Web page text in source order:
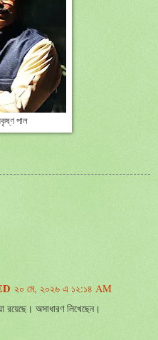
পাল
২০ মে, ২০২৬ এ ১২:১৪ AM
রয়েছে। অসাধারণ লিখেছেন।